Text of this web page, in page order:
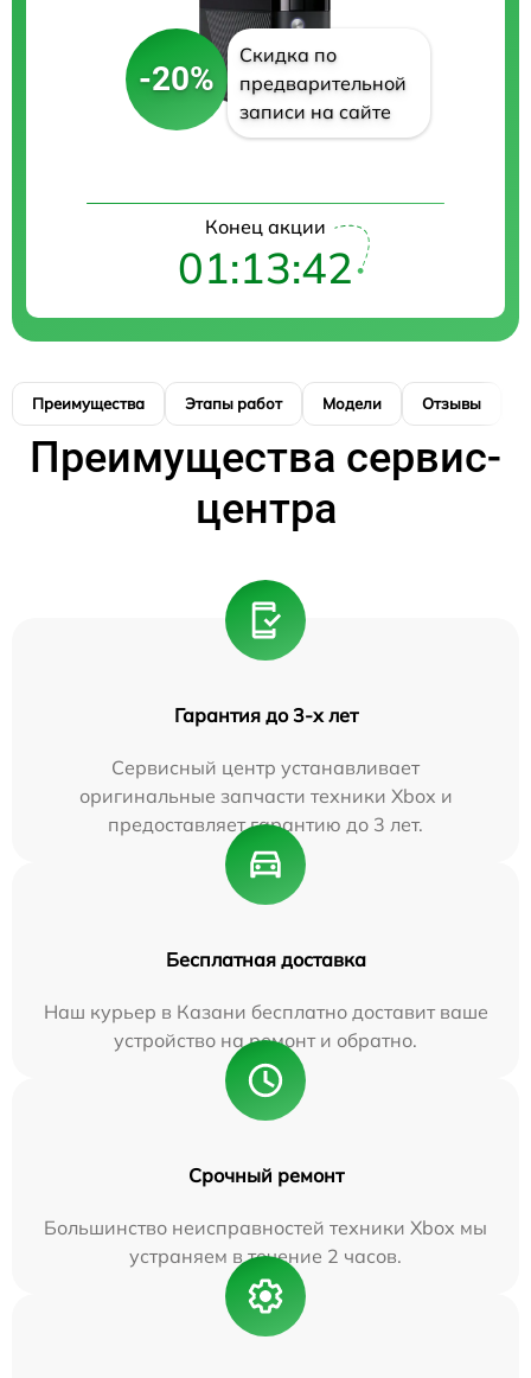
-20%
Скидка по
предварительной
записи на сайте
Конец акции
01:13:42
Преимущества Этапы работ Модели Отзывы
Преимущества сервис-
центра
Гарантия до 3-х лет
Сервисный центр устанавливает
оригинальные запчасти техники Xbox и
предоставляет гарантию до 3 лет.
Бесплатная доставка
Наш курьер в Казани бесплатно доставит ваше
устройство на ремонт и обратно.
Срочный ремонт
Большинство неисправностей техники Xbox мы
устраняем в течение 2 часов.